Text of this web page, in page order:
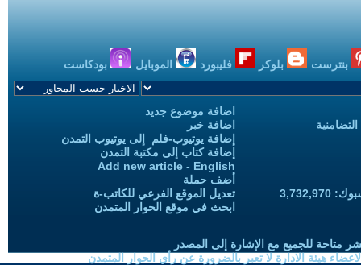
بنترست بلوكر فليبورد الموبايل بودكاست
اضافة موضوع جديد
اضافة خبر
إضافة يوتيوب-فلم إلى يوتيوب التمدن
إضافة كتاب إلى مكتبة التمدن
Add new article - English
أضف حملة
تعديل الموقع الفرعي للكاتب-ة
ابحث في موقع الحوار المتمدن
متاحة للجميع مع الإشارة إلى المصدر
هيئة الادارة لا تعبر بالضرورة عن رأي الحوار المتمدن